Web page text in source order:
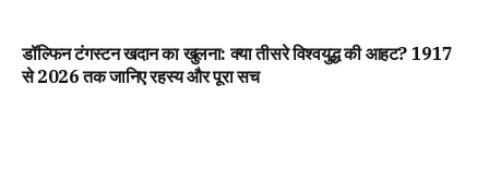
डॉल्फिन टंगस्टन खदान का खुलना: क्या तीसरे विश्वयुद्ध की आहट? 1917
से 2026 तक जानिए रहस्य और पूरा सच